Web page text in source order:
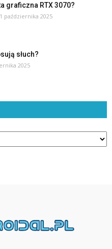
graficzna RTX 3070?
października 2025
słuch?
2025